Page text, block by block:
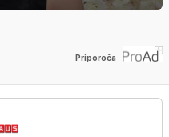
Priporoča